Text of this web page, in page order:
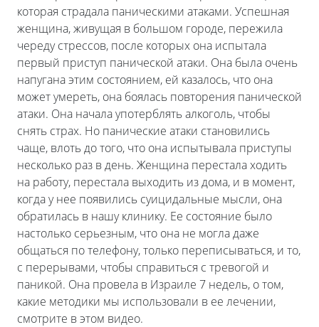
которая страдала паническими атаками. Успешная
женщина, живущая в большом городе, пережила
череду стрессов, после которых она испытала
первый приступ панической атаки. Она была очень
напугана этим состоянием, ей казалось, что она
может умереть, она боялась повторения панической
атаки. Она начала употерблять алкоголь, чтобы
снять страх. Но панические атаки становились
чаще, влоть до того, что она испытывала приступы
несколько раз в день. Женщина перестала ходить
на работу, перестала выходить из дома, и в момент,
когда у нее появились суицидальные мысли, она
обратилась в нашу клинику. Ее состояние было
настолько серьезным, что она не могла даже
общаться по телефону, только переписываться, и то,
с перерывами, чтобы справиться с тревогой и
паникой. Она провела в Израиле 7 недель, о том,
какие методики мы использовали в ее лечении,
смотрите в этом видео.